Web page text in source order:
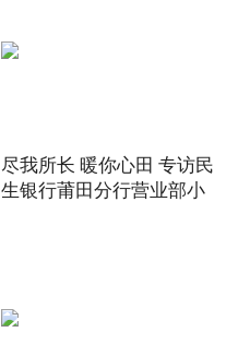
尽我所长 暖你心田 专访民
生银行莆田分行营业部小